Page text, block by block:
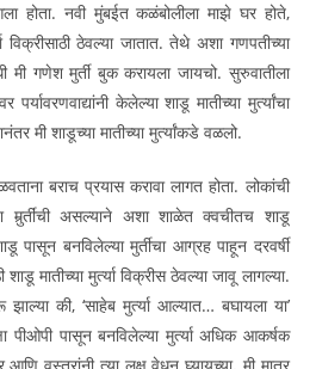
होता. नवी मुंबईत कळंबोलीला माझे घर होते,
विक्रीसाठी ठेवल्या जातात. तेथे अशा गणपतीच्या
मी गणेश मुर्ती बुक करायला जायचो. सुरुवातीला
पर्यावरणवाद्यांनी केलेल्या शाडू मातीच्या मुर्त्यांचा
मी शाडूच्या मातीच्या मुर्त्यांकडे वळलो.
बराच प्रयास करावा लागत होता. लोकांची
मुर्र्तींची असल्याने अशा शाळेत क्वचीतच शाडू
पासून बनविलेल्या मुर्तीचा आग्रह पाहून दरवर्षी
मातीच्या मुर्त्या विक्रीस ठेवल्या जावू लागल्या.
झाल्या की, ‘साहेब मुर्त्या आल्यात… बघायला या’
पीओपी पासून बनविलेल्या मुर्त्या अधिक आकर्षक